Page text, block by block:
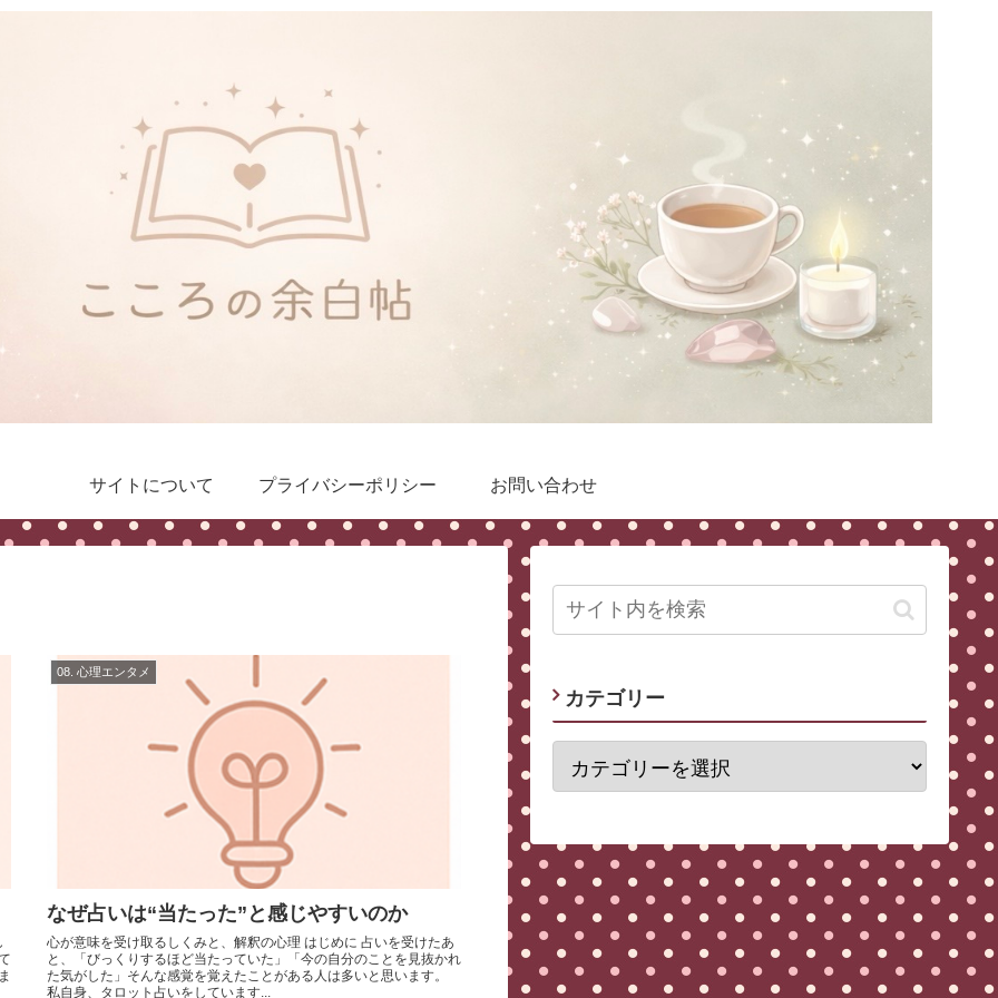
サイトについて プライバシーポリシー お問い合わせ
08. 心理エンタメ
なぜ占いは“当たった”と感じやすいのか
心が意味を受け取るしくみと、解釈の心理 はじめに 占いを受けたあ
と、「びっくりするほど当たっていた」「今の自分のことを見抜かれ
た気がした」そんな感覚を覚えたことがある人は多いと思います。
私自身、タロット占いをしています...
カテゴリー